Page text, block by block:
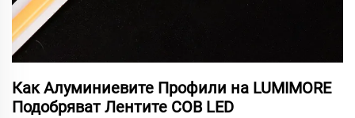
Как Алуминиевите Профили на LUMIMORE
Подобряват Лентите COB LED